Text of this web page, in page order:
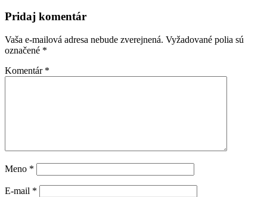
Pridaj komentár
Vaša e-mailová adresa nebude zverejnená. Vyžadované polia sú
označené *
Komentár *
Meno *
E-mail *